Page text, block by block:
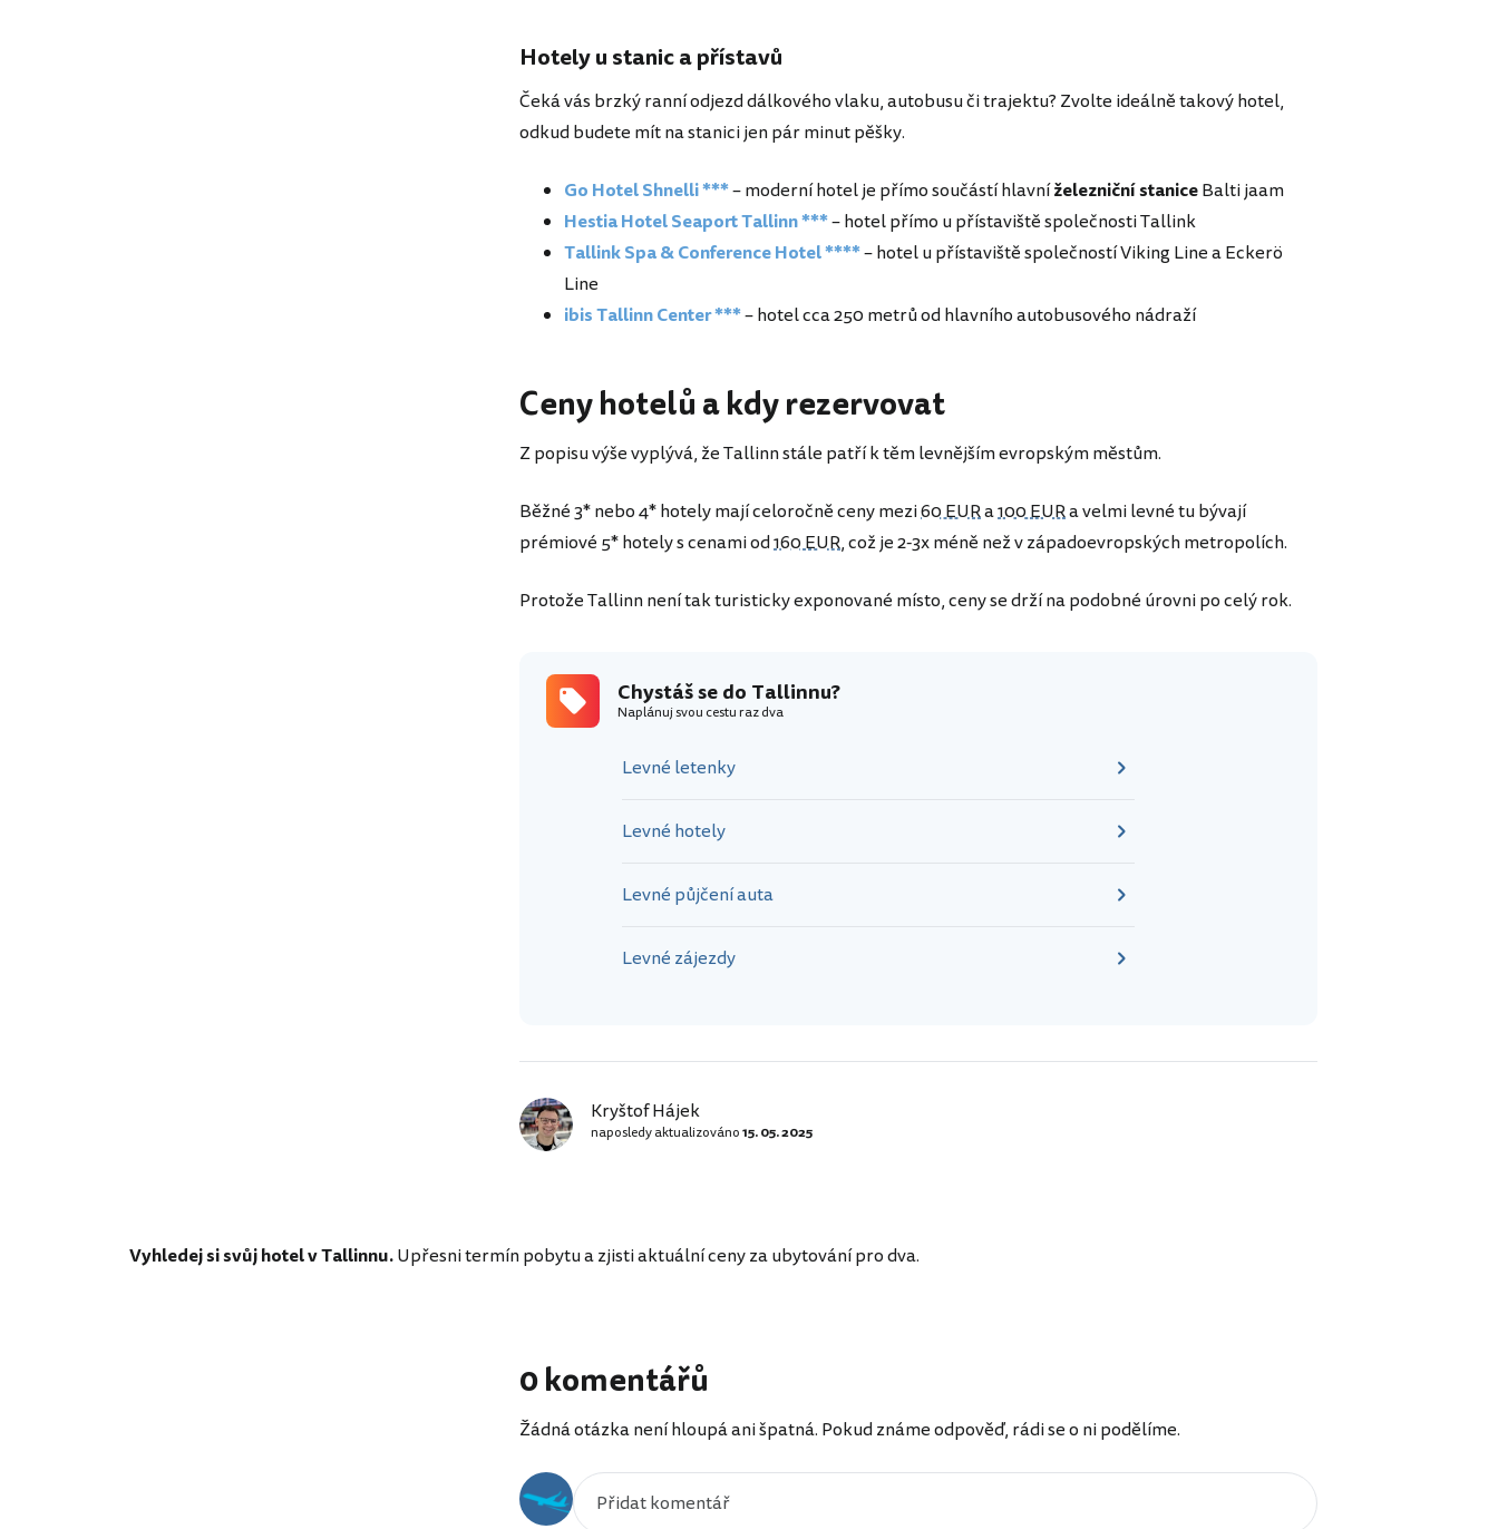
Hotely u stanic a přístavů
Čeká vás brzký ranní odjezd dálkového vlaku, autobusu či trajektu? Zvolte ideálně takový hotel,
odkud budete mít na stanici jen pár minut pěšky.
Go Hotel Shnelli ***– moderní hotel je přímo součástí hlavníželezniční staniceBalti jaam
Hestia Hotel Seaport Tallinn ***– hotel přímo u přístaviště společnosti Tallink
Tallink Spa & Conference Hotel ****– hotel u přístaviště společností Viking Line a Eckerö
Line
ibis Tallinn Center ***– hotel cca 250 metrů od hlavního autobusového nádraží
Ceny hotelů a kdy rezervovat
Z popisu výše vyplývá, že Tallinn stále patří k těm levnějším evropským městům.
Běžné 3* nebo 4* hotely mají celoročně ceny mezi60 EURa100 EURa velmi levné tu bývají
prémiové 5* hotely s cenami od160 EUR, což je 2-3x méně než v západoevropských metropolích.
Protože Tallinn není tak turisticky exponované místo, ceny se drží na podobné úrovni po celý rok.
Chystáš se do Tallinnu?
Naplánuj svou cestu raz dva
Levné letenky
Levné hotely
Levné půjčení auta
Levné zájezdy
Kryštof Hájek
naposledy aktualizováno15. 05. 2025
Vyhledej si svůj hotel v Tallinnu.Upřesni termín pobytu a zjisti aktuální ceny za ubytování pro dva.
0 komentářů
Žádná otázka není hloupá ani špatná. Pokud známe odpověď, rádi se o ni podělíme.